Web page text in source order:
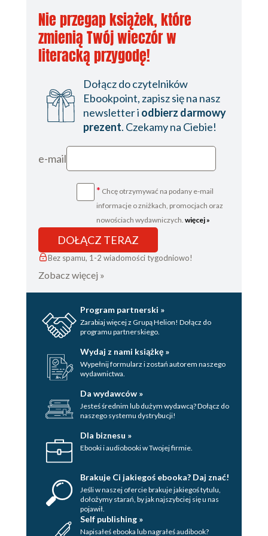
Multilayer Perceptron (MLP)
Preparing the Data
Building the Model
functions
Inspecting the
model
Compiling the Model
Loss functions
Training the Model
Evaluating the Model
Convolutional Neural Network (CNN)
Convolutional Layers
Stacking
model
Batch Normalization
Training using
Prediction using
Dropout
Training and Evaluating the
CNN
Summary
II. Methods
Nie przegap książek, które
zmienią Twój wieczór w
literacką przygodę!
Dołącz do czytelników
Ebookpoint, zapisz się na nasz
newsletter i odbierz darmowy
prezent. Czekamy na Ciebie!
e-mail
* Chcę otrzymywać na podany e-mail
informacje o zniżkach, promocjach oraz
nowościach wydawniczych. więcej »
DOŁĄCZ TERAZ
Bez spamu, 1-2 wiadomości tygodniowo!
Zobacz więcej »
Program partnerski »
Zarabiaj więcej z Grupą Helion! Dołącz do
programu partnerskiego.
Wydaj z nami książkę »
Wypełnij formularz i zostań autorem naszego
wydawnictwa.
Da wydawców »
Jesteś średnim lub dużym wydawcą? Dołącz do
naszego systemu dystrybucji!
Dla biznesu »
Ebooki i audiobooki w Twojej firmie.
Brakuje Ci jakiegoś ebooka? Daj znać!
Jeśli w naszej ofercie brakuje jakiegoś tytulu,
dołożymy starań, by jak najszybciej się u nas
pojawił.
Self publishing »
Napisałeś ebooka lub nagrałeś audibook?